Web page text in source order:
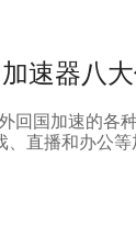
速器八
回国加速的各
、直播和办公等